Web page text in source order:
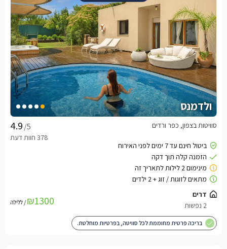
ולדמנס
/5 סוויטות בצפון, כפר ורדים
₪1300 / ללילה
בריכה פרטית מחוממת לכל סוויטה, בפרטיות מוחלטת.